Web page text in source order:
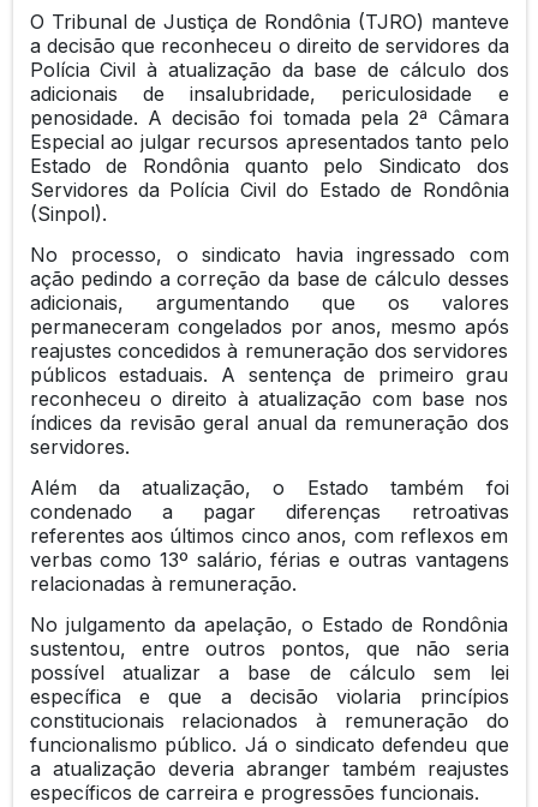
O Tribunal de Justiça de Rondônia (TJRO) manteve
a decisão que reconheceu o direito de servidores da
Polícia Civil à atualização da base de cálculo dos
adicionais de insalubridade, periculosidade e
penosidade. A decisão foi tomada pela 2ª Câmara
Especial ao julgar recursos apresentados tanto pelo
Estado de Rondônia quanto pelo Sindicato dos
Servidores da Polícia Civil do Estado de Rondônia
(Sinpol).
No processo, o sindicato havia ingressado com
ação pedindo a correção da base de cálculo desses
adicionais, argumentando que os valores
permaneceram congelados por anos, mesmo após
reajustes concedidos à remuneração dos servidores
públicos estaduais. A sentença de primeiro grau
reconheceu o direito à atualização com base nos
índices da revisão geral anual da remuneração dos
servidores.
Além da atualização, o Estado também foi
condenado a pagar diferenças retroativas
referentes aos últimos cinco anos, com reflexos em
verbas como 13º salário, férias e outras vantagens
relacionadas à remuneração.
No julgamento da apelação, o Estado de Rondônia
sustentou, entre outros pontos, que não seria
possível atualizar a base de cálculo sem lei
específica e que a decisão violaria princípios
constitucionais relacionados à remuneração do
funcionalismo público. Já o sindicato defendeu que
a atualização deveria abranger também reajustes
específicos de carreira e progressões funcionais.